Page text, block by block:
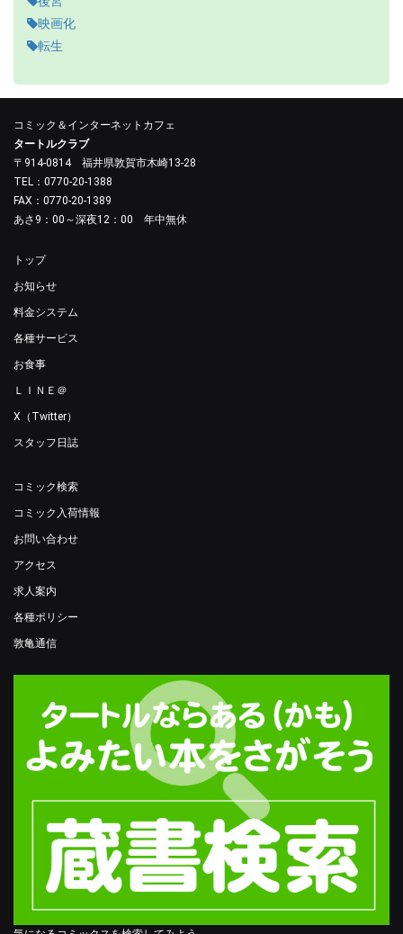
映画化
転生
コミック＆インターネットカフェ
タートルクラブ
〒914-0814 福井県敦賀市木崎13-28
TEL：0770-20-1388
FAX：0770-20-1389
あさ9：00～深夜12：00 年中無休
トップ
お知らせ
料金システム
各種サービス
お食事
ＬＩＮＥ＠
X（Twitter）
スタッフ日誌
コミック検索
コミック入荷情報
お問い合わせ
アクセス
求人案内
各種ポリシー
敦亀通信